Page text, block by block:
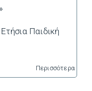
Παιδική
Περισσότερα